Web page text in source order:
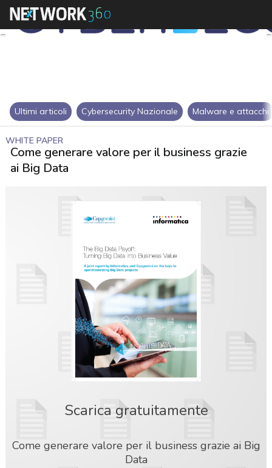
Ultimi articoli Cybersecurity Nazionale Malware e attacchi
WHITE PAPER
Come generare valore per il business grazie
ai Big Data
Scarica gratuitamente
Come generare valore per il business grazie ai Big
Data